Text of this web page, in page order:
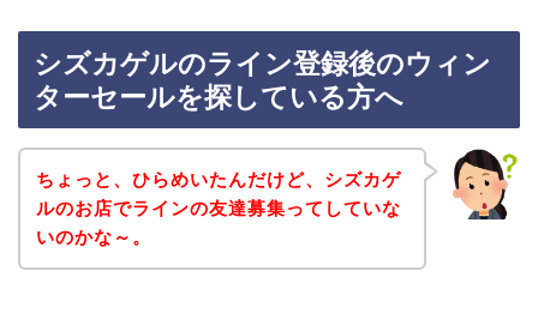
シズカゲルのライン登録後のウィン
ターセールを探している方へ
ちょっと、ひらめいたんだけど、シズカゲ
ルのお店でラインの友達募集ってしていな
いのかな～。